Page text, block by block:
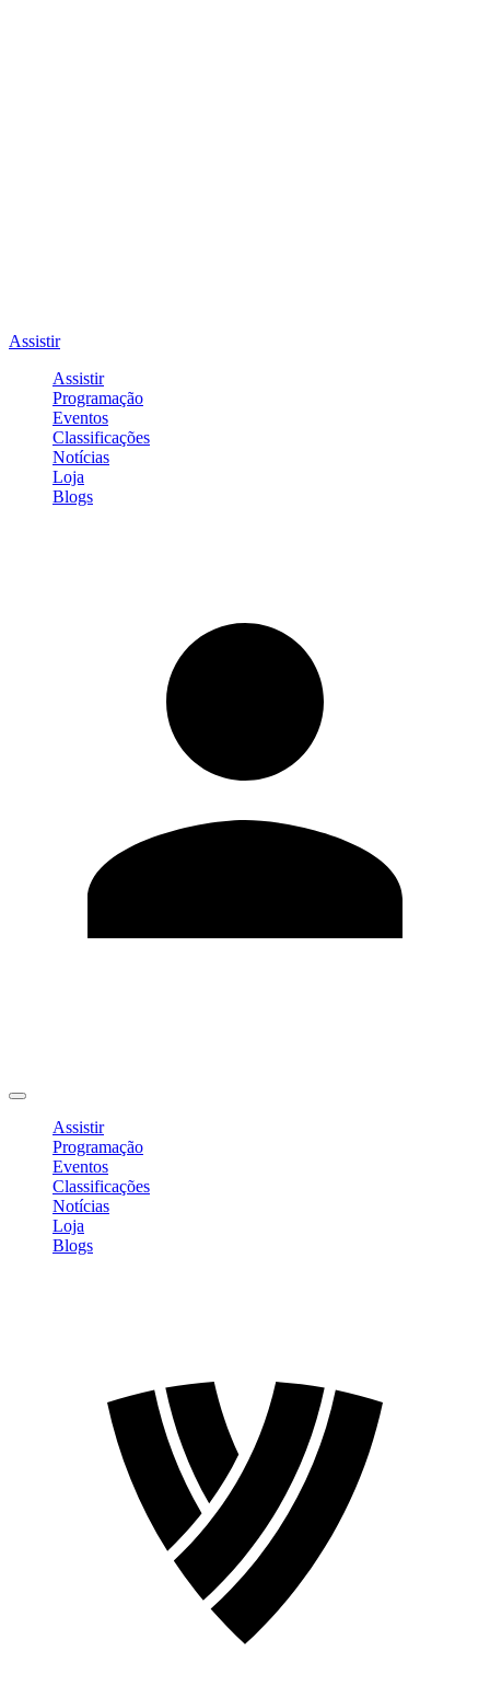
Assistir
Assistir
Programação
Eventos
Classificações
Notícias
Loja
Blogs
Assistir
Programação
Eventos
Classificações
Notícias
Loja
Blogs